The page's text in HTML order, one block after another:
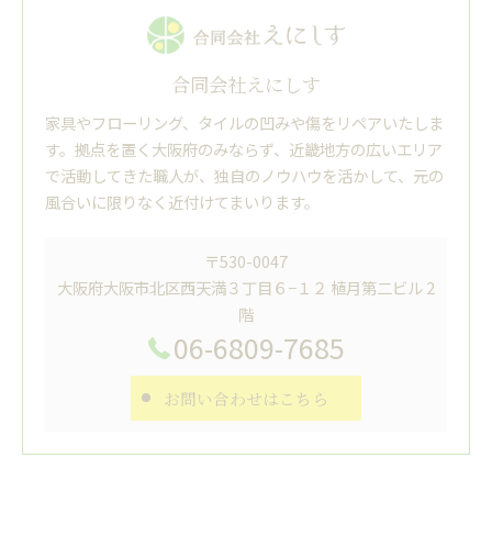
合同会社えにしす
家具やフローリング、タイルの凹みや傷をリペアいたしま
す。拠点を置く大阪府のみならず、近畿地方の広いエリア
で活動してきた職人が、独自のノウハウを活かして、元の
風合いに限りなく近付けてまいります。
〒530-0047
大阪府大阪市北区西天満３丁目６−１２ 植月第二ビル 2
階
06-6809-7685
お問い合わせはこちら